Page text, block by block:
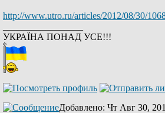
http://www.utro.ru/articles/2012/08/30/
УКРАЇНА ПОНАД УСЕ!!!
Добавлено: Чт Авг 30,